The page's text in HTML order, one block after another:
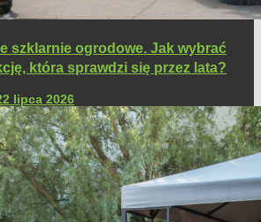
szklarnie ogrodowe. Jak wybrać
która sprawdzi się przez lata?
lipca 2026